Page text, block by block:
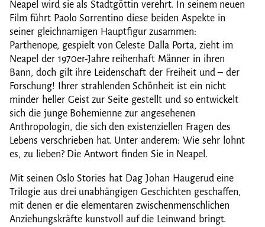
Neapel wird sie als Stadtgöttin verehrt. In seinem neuen
Film führt Paolo Sorrentino diese beiden Aspekte in
seiner gleichnamigen Hauptfigur zusammen:
Parthenope, gespielt von Celeste Dalla Porta, zieht im
Neapel der 1970er-Jahre reihenhaft Männer in ihren
Bann, doch gilt ihre Leidenschaft der Freiheit und – der
Forschung! Ihrer strahlenden Schönheit ist ein nicht
minder heller Geist zur Seite gestellt und so entwickelt
sich die junge Bohemienne zur angesehenen
Anthropologin, die sich den existenziellen Fragen des
Lebens verschrieben hat. Unter anderem: Wie sehr lohnt
es, zu lieben? Die Antwort finden Sie in Neapel.
Mit seinen Oslo Stories hat Dag Johan Haugerud eine
Trilogie aus drei unabhängigen Geschichten geschaffen,
mit denen er die elementaren zwischenmenschlichen
Anziehungskräfte kunstvoll auf die Leinwand bringt.